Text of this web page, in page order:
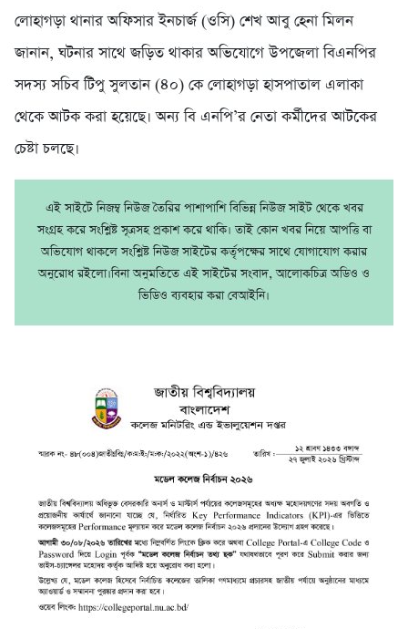
লোহাগড়া থানার অফিসার ইনচার্জ (ওসি) শেখ আবু হেনা মিলন
জানান, ঘটনার সাথে জড়িত থাকার অভিযোগে উপজেলা বিএনপির
সদস্য সচিব টিপু সুলতান (৪০) কে লোহাগড়া হাসপাতাল এলাকা
থেকে আটক করা হয়েছে। অন্য বি এনপি’র নেতা কর্মীদের আটকের
চেষ্টা চলছে।
এই সাইটে নিজম্ব নিউজ তৈরির পাশাপাশি বিভিন্ন নিউজ সাইট থেকে খবর
সংগ্রহ করে সংশ্লিষ্ট সূত্রসহ প্রকাশ করে থাকি। তাই কোন খবর নিয়ে আপত্তি বা
অভিযোগ থাকলে সংশ্লিষ্ট নিউজ সাইটের কর্তৃপক্ষের সাথে যোগাযোগ করার
অনুরোধ রইলো।বিনা অনুমতিতে এই সাইটের সংবাদ, আলোকচিত্র অডিও ও
ভিডিও ব্যবহার করা বেআইনি।